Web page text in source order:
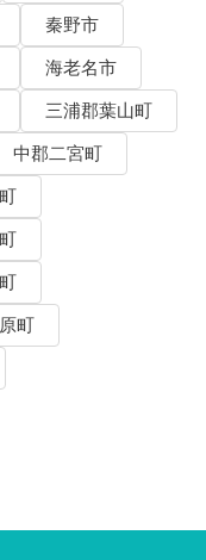
秦野市
海老名市
三浦郡葉山町
中郡二宮町
町